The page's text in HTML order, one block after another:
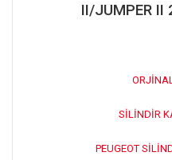
II/JUMPER II
SİLİNDİR
PEUGEOT